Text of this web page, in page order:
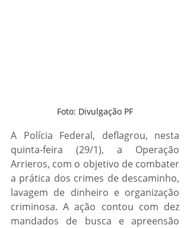
Foto: Divulgação PF
A Polícia Federal, deflagrou, nesta
quinta-feira (29/1), a Operação
Arrieros, com o objetivo de combater
a prática dos crimes de descaminho,
lavagem de dinheiro e organização
criminosa. A ação contou com dez
mandados de busca e apreensão